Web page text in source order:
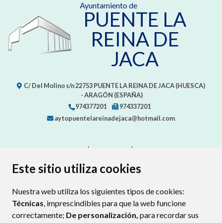
Este sitio utiliza cookies
Nuestra web utiliza los siguientes tipos de cookies:
Técnicas, imprescindibles para que la web funcione
correctamente; De personalización, para recordar sus
Ayuntamiento de
PUENTE LA
REINA DE
JACA
C/ Del Molino s/n22753PUENTE LA REINA DE JACA (HUESCA)
- ARAGÓN (ESPAÑA)
974377201
974337201
aytopuentelareinadejaca@hotmail.com
PROTECCIÓN DE DATOS
POLÍTICA DE COOKIES